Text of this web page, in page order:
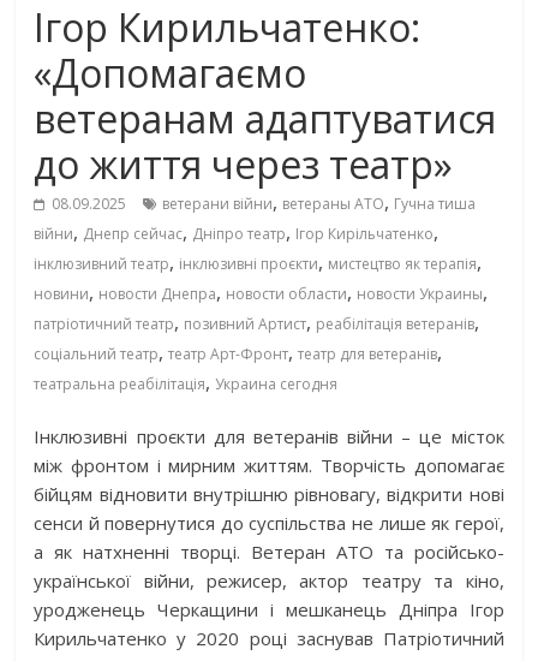
Ігор Кирильчатенко:
«Допомагаємо
ветеранам адаптуватися
до життя через театр»
08.09.2025 ветерани війни, ветераны АТО, Гучна тиша
війни, Днепр сейчас, Дніпро театр, Ігор Кирільчатенко,
інклюзивний театр, інклюзивні проєкти, мистецтво як терапія,
новини, новости Днепра, новости области, новости Украины,
патріотичний театр, позивний Артист, реабілітація ветеранів,
соціальний театр,театр Арт-Фронт,театр для ветеранів,
театральна реабілітація, Украина сегодня
Інклюзивні проєкти для ветеранів війни – це місток
між фронтом і мирним життям. Творчість допомагає
бійцям відновити внутрішню рівновагу, відкрити нові
сенси й повернутися до суспільства не лише як герої,
а як натхненні творці. Ветеран АТО та російсько-
української війни, режисер, актор театру та кіно,
уродженець Черкащини і мешканець Дніпра Ігор
Кирильчатенко у 2020 році заснував Патріотичний